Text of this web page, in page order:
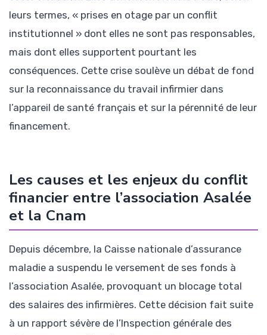
leurs termes, « prises en otage par un conflit
institutionnel » dont elles ne sont pas responsables,
mais dont elles supportent pourtant les
conséquences. Cette crise soulève un débat de fond
sur la reconnaissance du travail infirmier dans
l’appareil de santé français et sur la pérennité de leur
financement.
Les causes et les enjeux du conflit
financier entre l’association Asalée
et la Cnam
Depuis décembre, la Caisse nationale d’assurance
maladie a suspendu le versement de ses fonds à
l’association Asalée, provoquant un blocage total
des salaires des infirmières. Cette décision fait suite
à un rapport sévère de l’Inspection générale des